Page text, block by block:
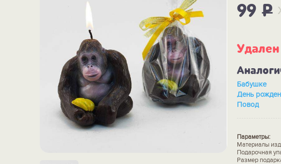
99P
Удален
Бабушке
День
Повод
Параметры:
Материалы
Подарочная
Размер